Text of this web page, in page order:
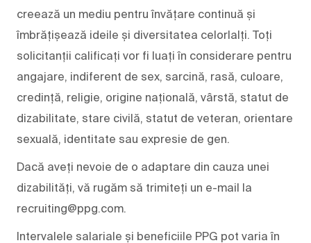
creează un mediu pentru învățare continuă și
îmbrățișează ideile și diversitatea celorlalți. Toți
solicitanții calificați vor fi luați în considerare pentru
angajare, indiferent de sex, sarcină, rasă, culoare,
credință, religie, origine națională, vârstă, statut de
dizabilitate, stare civilă, statut de veteran, orientare
sexuală, identitate sau expresie de gen.
Dacă aveți nevoie de o adaptare din cauza unei
dizabilități, vă rugăm să trimiteți un e-mail la
recruiting@ppg.com.
Intervalele salariale și beneficiile PPG pot varia în